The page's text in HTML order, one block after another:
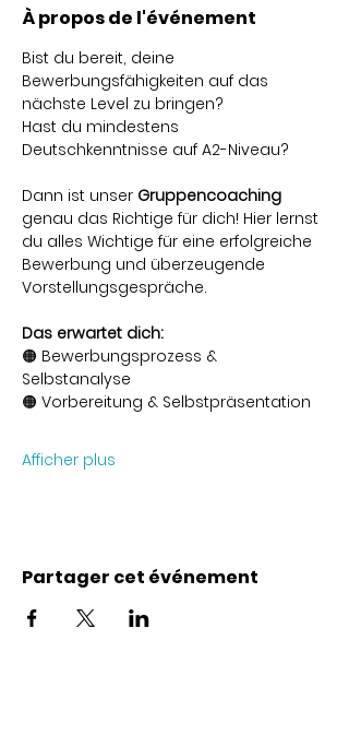
À propos de l'événement
Bist du bereit, deine
Bewerbungsfähigkeiten auf das
nächste Level zu bringen?
Hast du mindestens
Deutschkenntnisse auf A2-Niveau?
Dann ist unser Gruppencoaching
genau das Richtige für dich! Hier lernst
du alles Wichtige für eine erfolgreiche
Bewerbung und überzeugende
Vorstellungsgespräche.
Das erwartet dich:
🟠 Bewerbungsprozess &
Selbstanalyse
🟠 Vorbereitung & Selbstpräsentation
Afficher plus
Partager cet événement